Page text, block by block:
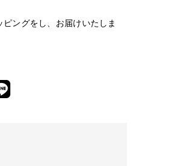
ングをし、お届けいたしま